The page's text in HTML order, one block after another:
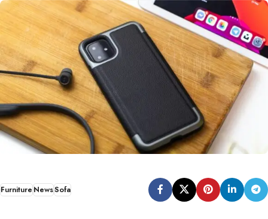
FurnitureNewsSofa